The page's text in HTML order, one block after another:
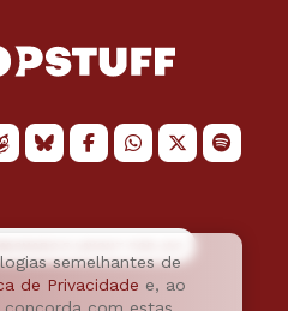
semelhantes de
de Privacidade e, ao